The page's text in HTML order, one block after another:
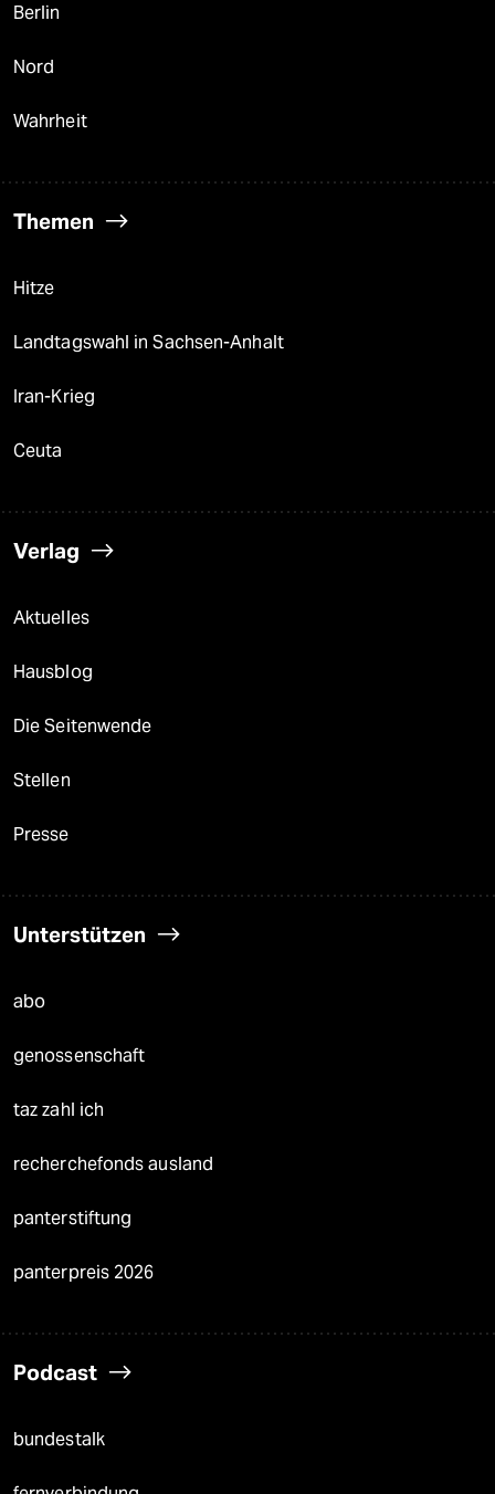
Berlin
Nord
Wahrheit
Themen
Hitze
Landtagswahl in Sachsen-Anhalt
Iran-Krieg
Ceuta
Verlag
Aktuelles
Hausblog
Die Seitenwende
Stellen
Presse
Unterstützen
abo
genossenschaft
taz zahl ich
recherchefonds ausland
panterstiftung
panterpreis 2026
Podcast
bundestalk